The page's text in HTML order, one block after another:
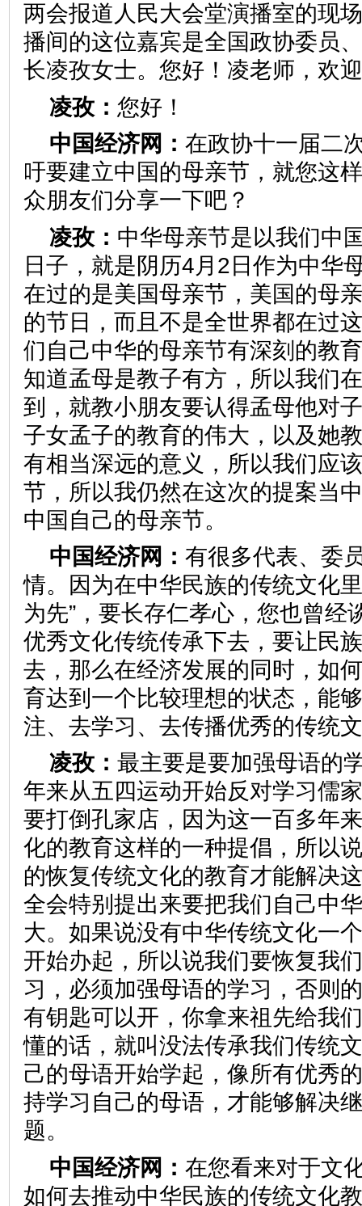
两会报道人民大会堂演播室的现
播间的这位嘉宾是全国政协委员
长凌孜女士。您好！凌老师，欢
凌孜： 您好！
中国经济网： 在政协十一届二
吁要建立中国的母亲节，就您这
众朋友们分享一下吧？
凌孜： 中华母亲节是以我们中
日子，就是阴历4月2日作为中华
在过的是美国母亲节，美国的母
的节日，而且不是全世界都在过
们自己中华的母亲节有深刻的教
知道孟母是教子有方，所以我们
到，就教小朋友要认得孟母他对
子女孟子的教育的伟大，以及她
有相当深远的意义，所以我们应
节，所以我仍然在这次的提案当
中国自己的母亲节。
中国经济网： 有很多代表、委
情。因为在中华民族的传统文化
为先”，要长存仁孝心，您也曾经
优秀文化传统传承下去，要让民
去，那么在经济发展的同时，如
育达到一个比较理想的状态，能
注、去学习、去传播优秀的传统
凌孜： 最主要是要加强母语的
年来从五四运动开始反对学习儒
要打倒孔家店，因为这一百多年
化的教育这样的一种提倡，所以
的恢复传统文化的教育才能解决
全会特别提出来要把我们自己中
大。如果说没有中华传统文化一
开始办起，所以说我们要恢复我
习，必须加强母语的学习，否则
有钥匙可以开，你拿来祖先给我
懂的话，就叫没法传承我们传统
己的母语开始学起，像所有优秀
持学习自己的母语，才能够解决
题。
中国经济网： 在您看来对于文
如何去推动中华民族的传统文化